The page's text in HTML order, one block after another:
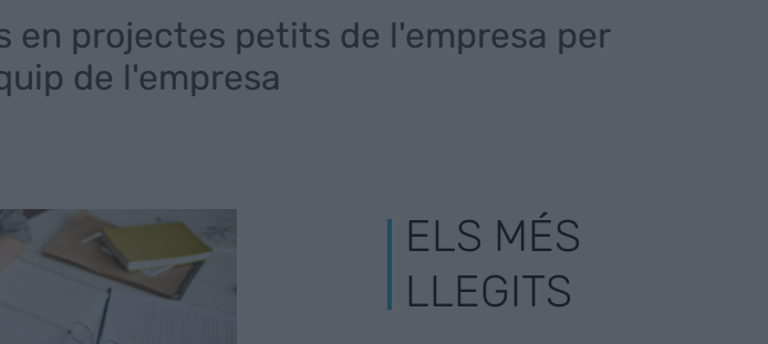
en projectes petits de l'empresa per
de l'empresa
ELS MÉS
LLEGITS